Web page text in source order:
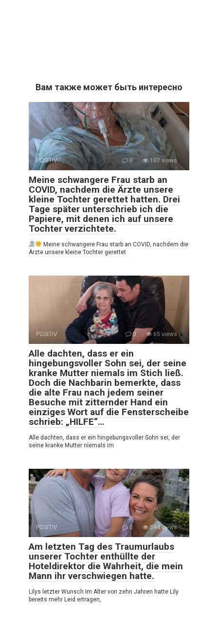
Вам также может быть интересно
POSITIV 0 107 views
Meine schwangere Frau starb an
COVID, nachdem die Ärzte unsere
kleine Tochter gerettet hatten. Drei
Tage später unterschrieb ich die
Papiere, mit denen ich auf unsere
Tochter verzichtete.
Meine schwangere Frau starb an COVID, nachdem die
Ärzte unsere kleine Tochter gerettet
POSITIV 0 65 views
Alle dachten, dass er ein
hingebungsvoller Sohn sei, der seine
kranke Mutter niemals im Stich ließ.
Doch die Nachbarin bemerkte, dass
die alte Frau nach jedem seiner
Besuche mit zitternder Hand ein
einziges Wort auf die Fensterscheibe
schrieb: „HILFE“…
Alle dachten, dass er ein hingebungsvoller Sohn sei, der
seine kranke Mutter niemals im
POSITIV 0 594 views
Am letzten Tag des Traumurlaubs
unserer Tochter enthüllte der
Hoteldirektor die Wahrheit, die mein
Mann ihr verschwiegen hatte.
Lilys letzter Wunsch Im Alter von zehn Jahren hatte Lily
bereits mehr Leid ertragen,